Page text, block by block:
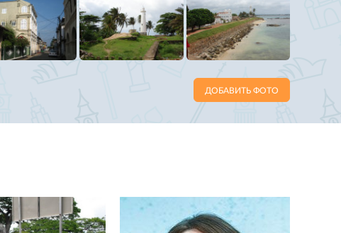
ДОБАВИТЬ ФОТО